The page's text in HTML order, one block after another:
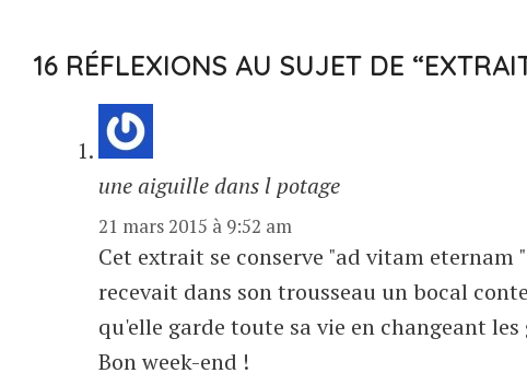
16 RÉFLEXIONS AU SUJET DE
une aiguille dans l potage
21 mars 2015 à 9:52 am
Cet extrait se conserve "ad vitam
recevait dans son trousseau un bocal
qu'elle garde toute sa vie en changeant
Bon week-end !